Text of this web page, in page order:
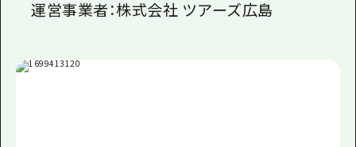
運営事業者：株式会社 ツアーズ広島